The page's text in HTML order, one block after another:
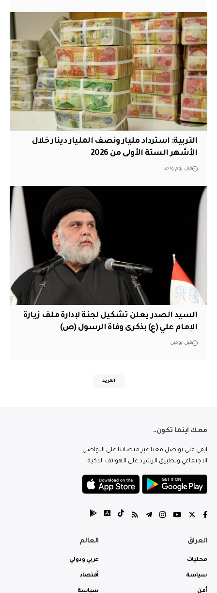
التربية: استرداد مليار ونصف المليار دينار خلال
الأشهر الستة الأولى من 2026
قبل يوم واحد
السيد الصدر يعلن تشكيل لجنة لإدارة ملف زيارة
الإمام علي (ع) بذكرى وفاة الرسول (ص)
قبل يومين
المزيد
معك اينما تكون..
ابقى على تواصل معنا عبر منصاتنا على التواصل
الاجتماعي وتطبيق الرشيد على الهواتف الذكية.
العراق
محليات
سياسة
أمن
العالم
عربي ودولي
أقتصاد
سياسة